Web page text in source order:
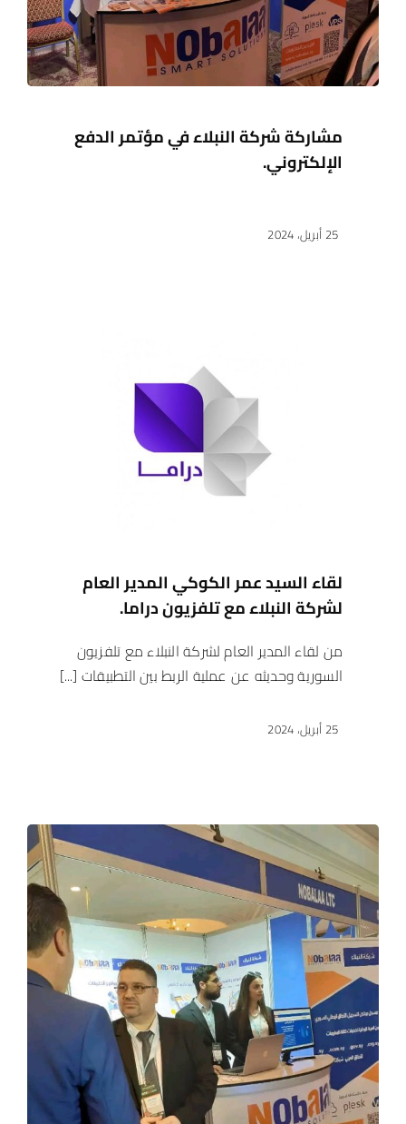
مشاركة شركة النبلاء في مؤتمر الدفع
الإلكتروني.
25 أبريل، 2024
لقاء السيد عمر الكوكي المدير العام
لشركة النبلاء مع تلفزيون دراما.
من لقاء المدير العام لشركة النبلاء مع تلفزيون
السورية وحديثه عن عملية الربط بين التطبيقات [...]
25 أبريل، 2024